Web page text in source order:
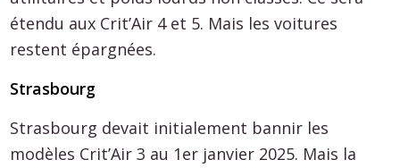
étendu aux Crit’Air 4 et 5. Mais les voitures
restent épargnées.
Strasbourg
Strasbourg devait initialement bannir les
modèles Crit’Air 3 au 1er janvier 2025. Mais la